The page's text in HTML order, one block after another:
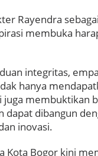
Rayendra
membuka
integritas,
hanya
juga membuktikan
dapat dibangun
inovasi.
Kota Bogor kini